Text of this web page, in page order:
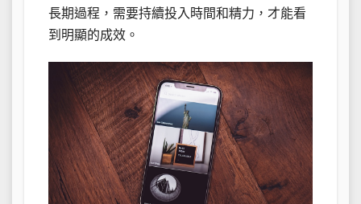
長期過程，需要持續投入時間和精力，才能看
到明顯的成效。